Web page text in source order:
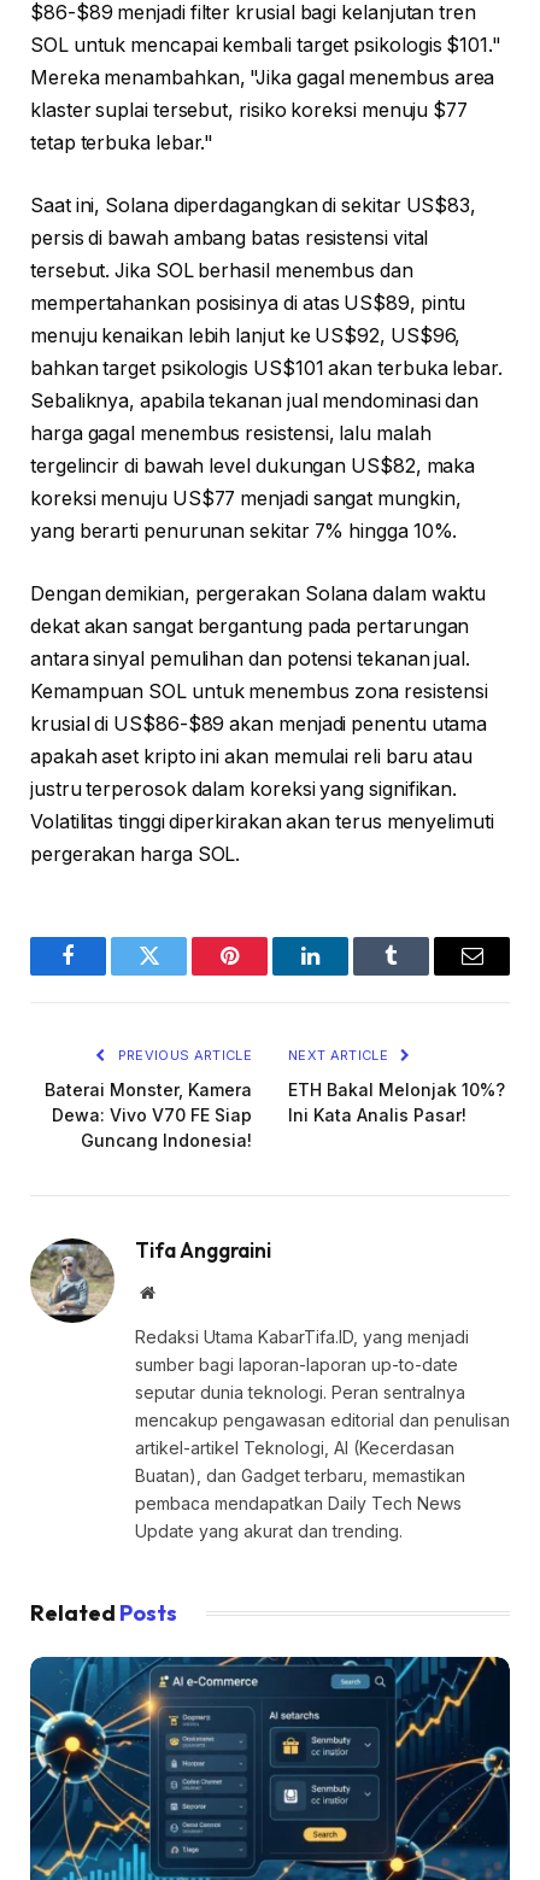
$86-$89 menjadi filter krusial bagi kelanjutan tren
SOL untuk mencapai kembali target psikologis $101."
Mereka menambahkan, "Jika gagal menembus area
klaster suplai tersebut, risiko koreksi menuju $77
tetap terbuka lebar."
Saat ini, Solana diperdagangkan di sekitar US$83,
persis di bawah ambang batas resistensi vital
tersebut. Jika SOL berhasil menembus dan
mempertahankan posisinya di atas US$89, pintu
menuju kenaikan lebih lanjut ke US$92, US$96,
bahkan target psikologis US$101 akan terbuka lebar.
Sebaliknya, apabila tekanan jual mendominasi dan
harga gagal menembus resistensi, lalu malah
tergelincir di bawah level dukungan US$82, maka
koreksi menuju US$77 menjadi sangat mungkin,
yang berarti penurunan sekitar 7% hingga 10%.
Dengan demikian, pergerakan Solana dalam waktu
dekat akan sangat bergantung pada pertarungan
antara sinyal pemulihan dan potensi tekanan jual.
Kemampuan SOL untuk menembus zona resistensi
krusial di US$86-$89 akan menjadi penentu utama
apakah aset kripto ini akan memulai reli baru atau
justru terperosok dalam koreksi yang signifikan.
Volatilitas tinggi diperkirakan akan terus menyelimuti
pergerakan harga SOL.
FacebookTwitter Pinterest LinkedInTumblr Email
PREVIOUS ARTICLE
Baterai Monster, Kamera
Dewa: Vivo V70 FE Siap
Guncang Indonesia!
NEXT ARTICLE
ETH Bakal Melonjak 10%?
Ini Kata Analis Pasar!
Tifa Anggraini
Website
Redaksi Utama KabarTifa.ID, yang menjadi
sumber bagi laporan-laporan up-to-date
seputar dunia teknologi. Peran sentralnya
mencakup pengawasan editorial dan penulisan
artikel-artikel Teknologi, AI (Kecerdasan
Buatan), dan Gadget terbaru, memastikan
pembaca mendapatkan Daily Tech News
Update yang akurat dan trending.
Related Posts